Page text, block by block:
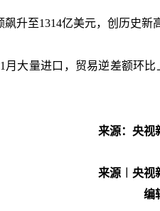
升至1314亿美元，创历史新
大量进口，贸易逆差额环比
来源：央视
来源︱央视
编